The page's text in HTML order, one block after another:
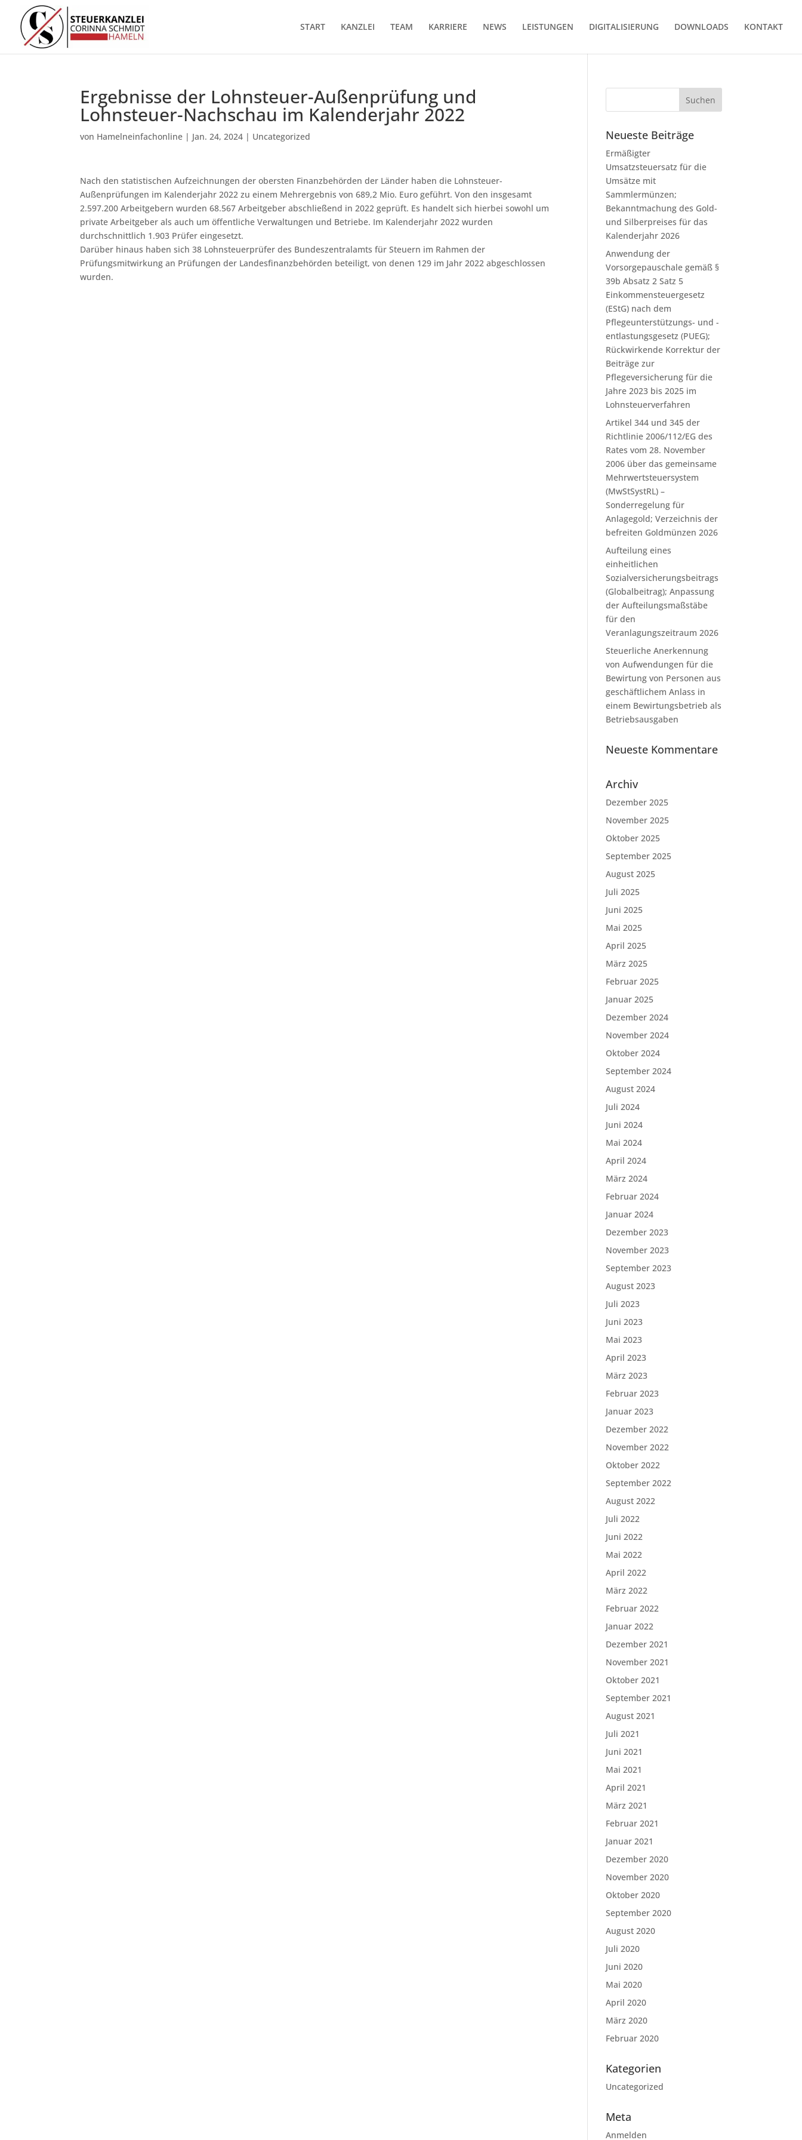
START KANZLEI TEAM KARRIERE NEWS LEISTUNGEN DIGITALISIERUNG DOWNLOADS KONTAKT
Ergebnisse der Lohnsteuer-Außenprüfung und
Lohnsteuer-Nachschau im Kalenderjahr 2022
von Hamelneinfachonline | Jan. 24, 2024 | Uncategorized
Nach den statistischen Aufzeichnungen der obersten Finanzbehörden der Länder haben die Lohnsteuer-
Außenprüfungen im Kalenderjahr 2022 zu einem Mehrergebnis von 689,2 Mio. Euro geführt. Von den insgesamt
2.597.200 Arbeitgebern wurden 68.567 Arbeitgeber abschließend in 2022 geprüft. Es handelt sich hierbei sowohl um
private Arbeitgeber als auch um öffentliche Verwaltungen und Betriebe. Im Kalenderjahr 2022 wurden
durchschnittlich 1.903 Prüfer eingesetzt.
Darüber hinaus haben sich 38 Lohnsteuerprüfer des Bundeszentralamts für Steuern im Rahmen der
Prüfungsmitwirkung an Prüfungen der Landesfinanzbehörden beteiligt, von denen 129 im Jahr 2022 abgeschlossen
wurden.
Neueste Beiträge
Ermäßigter
Umsatzsteuersatz für die
Umsätze mit
Sammlermünzen;
Bekanntmachung des Gold-
und Silberpreises für das
Kalenderjahr 2026
Anwendung der
Vorsorgepauschale gemäß §
39b Absatz 2 Satz 5
Einkommensteuergesetz
(EStG) nach dem
Pflegeunterstützungs- und -
entlastungsgesetz (PUEG);
Rückwirkende Korrektur der
Beiträge zur
Pflegeversicherung für die
Jahre 2023 bis 2025 im
Lohnsteuerverfahren
Artikel 344 und 345 der
Richtlinie 2006/112/EG des
Rates vom 28. November
2006 über das gemeinsame
Mehrwertsteuersystem
(MwStSystRL) –
Sonderregelung für
Anlagegold; Verzeichnis der
befreiten Goldmünzen 2026
Aufteilung eines
einheitlichen
Sozialversicherungsbeitrags
(Globalbeitrag); Anpassung
der Aufteilungsmaßstäbe
für den
Veranlagungszeitraum 2026
Steuerliche Anerkennung
von Aufwendungen für die
Bewirtung von Personen aus
geschäftlichem Anlass in
einem Bewirtungsbetrieb als
Betriebsausgaben
Neueste Kommentare
Archiv
Dezember 2025
November 2025
Oktober 2025
September 2025
August 2025
Juli 2025
Juni 2025
Mai 2025
April 2025
März 2025
Februar 2025
Januar 2025
Dezember 2024
November 2024
Oktober 2024
September 2024
August 2024
Juli 2024
Juni 2024
Mai 2024
April 2024
März 2024
Februar 2024
Januar 2024
Dezember 2023
November 2023
September 2023
August 2023
Juli 2023
Juni 2023
Mai 2023
April 2023
März 2023
Februar 2023
Januar 2023
Dezember 2022
November 2022
Oktober 2022
September 2022
August 2022
Juli 2022
Juni 2022
Mai 2022
April 2022
März 2022
Februar 2022
Januar 2022
Dezember 2021
November 2021
Oktober 2021
September 2021
August 2021
Juli 2021
Juni 2021
Mai 2021
April 2021
März 2021
Februar 2021
Januar 2021
Dezember 2020
November 2020
Oktober 2020
September 2020
August 2020
Juli 2020
Juni 2020
Mai 2020
April 2020
März 2020
Februar 2020
Kategorien
Uncategorized
Meta
Anmelden